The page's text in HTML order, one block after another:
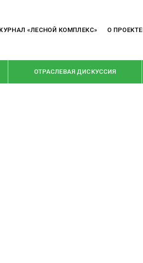
«ЛЕСНОЙ КОМПЛЕКС» О ПРОЕКТЕ
ОТРАСЛЕВАЯ ДИСКУССИЯ